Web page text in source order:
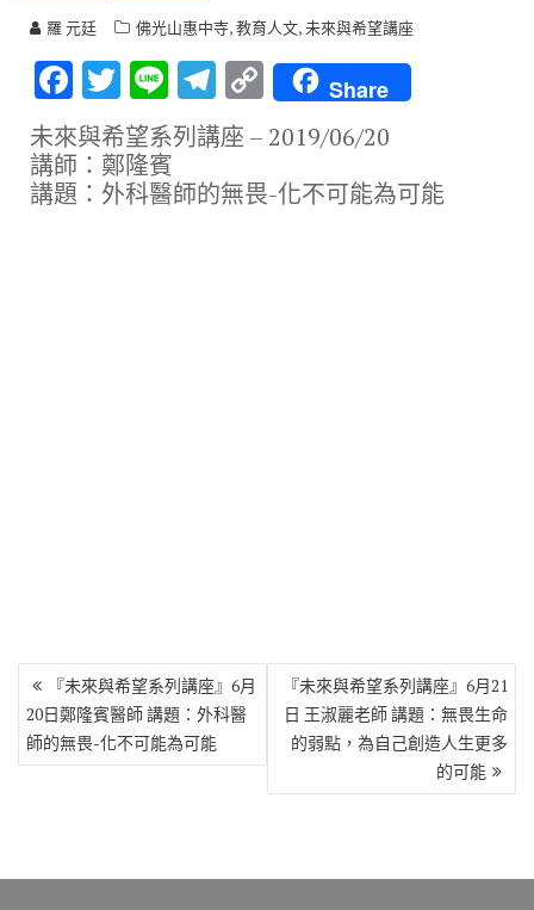
羅 元廷 佛光山惠中寺,教育人文,未來與希望講座
F
ac
e
b
T
w
it
te
Li
n
e
T
el
e
gr
C
o
p
y
Share
未來與希望系列講座 – 2019/06/20
講師：鄭隆賓
講題：外科醫師的無畏-化不可能為可能
文
章
導
覽
『未來與希望系列講座』6月
20日鄭隆賓醫師 講題：外科醫
師的無畏-化不可能為可能
『未來與希望系列講座』6月21
日 王淑麗老師 講題：無畏生命
的弱點，為自己創造人生更多
的可能